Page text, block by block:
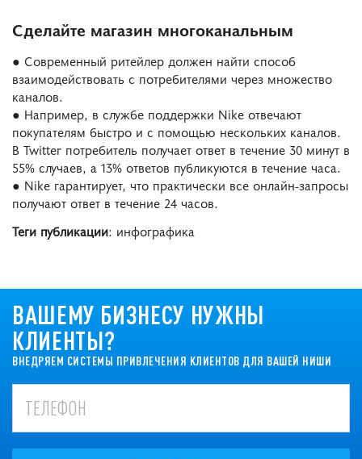
Сделайте магазин многоканальным
● Современный ритейлер должен найти способ
взаимодействовать с потребителями через множество
каналов.
● Например, в службе поддержки Nike отвечают
покупателям быстро и с помощью нескольких каналов.
В Twitter потребитель получает ответ в течение 30 минут в
55% случаев, а 13% ответов публикуются в течение часа.
● Nike гарантирует, что практически все онлайн-запросы
получают ответ в течение 24 часов.
Теги публикации: инфографика
ВАШЕМУ БИЗНЕСУ НУЖНЫ
КЛИЕНТЫ?
ВНЕДРЯЕМ СИСТЕМЫ ПРИВЛЕЧЕНИЯ КЛИЕНТОВ ДЛЯ ВАШЕЙ НИШИ